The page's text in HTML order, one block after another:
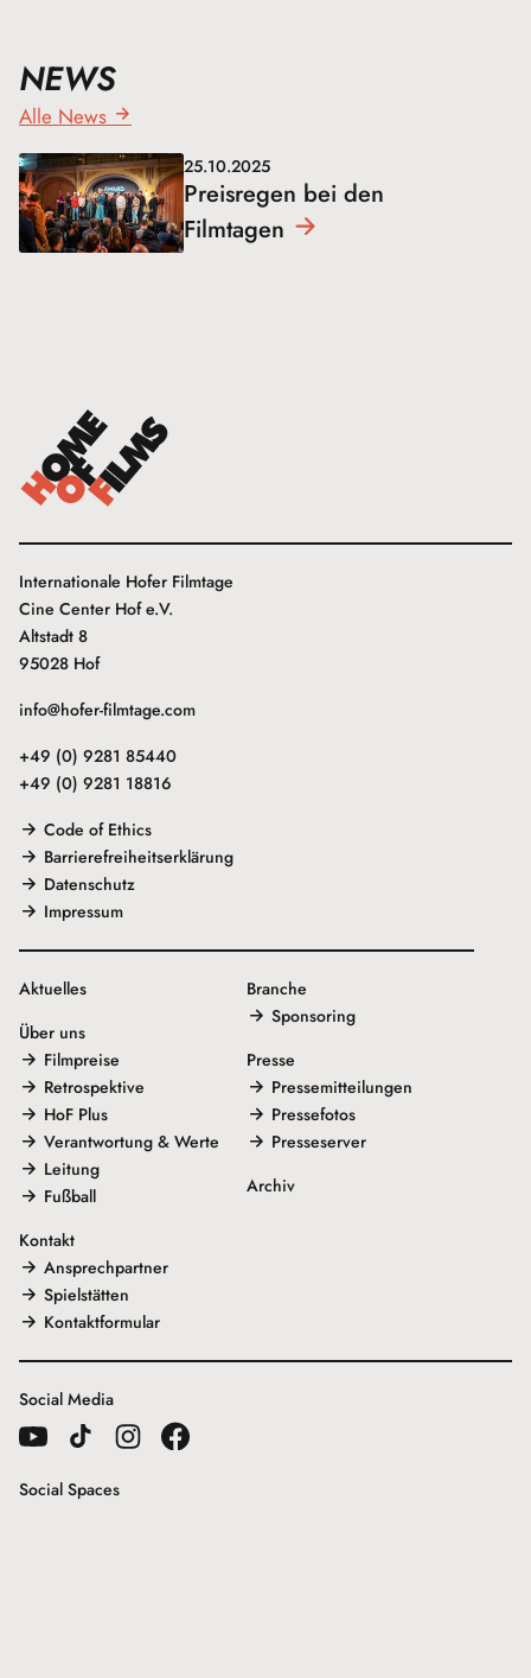
NEWS
Alle News
25.10.2025
Preisregen bei den
Filmtagen
Internationale Hofer Filmtage
Cine Center Hof e.V.
Altstadt 8
95028 Hof
info@hofer-filmtage.com
+49 (0) 9281 85440
+49 (0) 9281 18816
Code of Ethics
Barrierefreiheitserklärung
Datenschutz
Impressum
Aktuelles
Über uns
Filmpreise
Retrospektive
HoF Plus
Verantwortung & Werte
Leitung
Fußball
Kontakt
Ansprechpartner
Spielstätten
Kontaktformular
Branche
Sponsoring
Presse
Pressemitteilungen
Pressefotos
Presseserver
Archiv
Social Media
Social Spaces